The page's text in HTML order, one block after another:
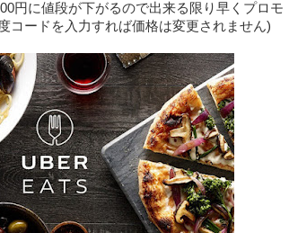
円に値段が下がるので出来る限り早くプロモ
コードを入力すれば価格は変更されません)